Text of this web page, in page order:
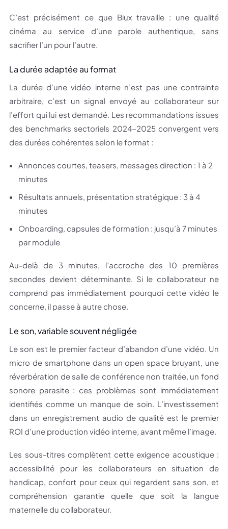
C’est précisément ce que Biux travaille : une qualité
cinéma au service d’une parole authentique, sans
sacrifier l’un pour l’autre.
La durée adaptée au format
La durée d’une vidéo interne n’est pas une contrainte
arbitraire, c’est un signal envoyé au collaborateur sur
l’effort qui lui est demandé. Les recommandations issues
des benchmarks sectoriels 2024-2025 convergent vers
des durées cohérentes selon le format :
Annonces courtes, teasers, messages direction : 1 à 2
minutes
Résultats annuels, présentation stratégique : 3 à 4
minutes
Onboarding, capsules de formation : jusqu’à 7 minutes
par module
Au-delà de 3 minutes, l’accroche des 10 premières
secondes devient déterminante. Si le collaborateur ne
comprend pas immédiatement pourquoi cette vidéo le
concerne, il passe à autre chose.
Le son, variable souvent négligée
Le son est le premier facteur d’abandon d’une vidéo. Un
micro de smartphone dans un open space bruyant, une
réverbération de salle de conférence non traitée, un fond
sonore parasite : ces problèmes sont immédiatement
identifiés comme un manque de soin. L’investissement
dans un enregistrement audio de qualité est le premier
ROI d’une production vidéo interne, avant même l’image.
Les sous-titres complètent cette exigence acoustique :
accessibilité pour les collaborateurs en situation de
handicap, confort pour ceux qui regardent sans son, et
compréhension garantie quelle que soit la langue
maternelle du collaborateur.